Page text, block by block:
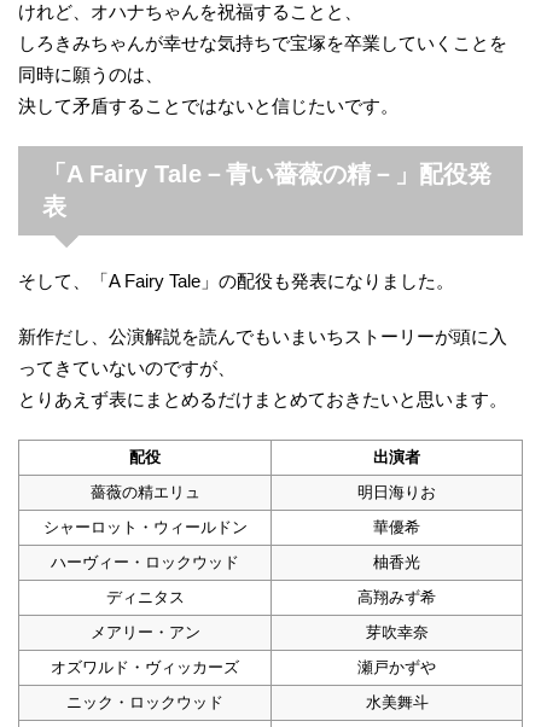
けれど、オハナちゃんを祝福することと、
しろきみちゃんが幸せな気持ちで宝塚を卒業していくことを
同時に願うのは、
決して矛盾することではないと信じたいです。
「A Fairy Tale－青い薔薇の精－」配役発
表
そして、「A Fairy Tale」の配役も発表になりました。
新作だし、公演解説を読んでもいまいちストーリーが頭に入
ってきていないのですが、
とりあえず表にまとめるだけまとめておきたいと思います。
配役
出演者
薔薇の精エリュ
明日海りお
シャーロット・ウィールドン
華優希
ハーヴィー・ロックウッド
柚香光
ディニタス
高翔みず希
メアリー・アン
芽吹幸奈
オズワルド・ヴィッカーズ
瀬戸かずや
ニック・ロックウッド
水美舞斗